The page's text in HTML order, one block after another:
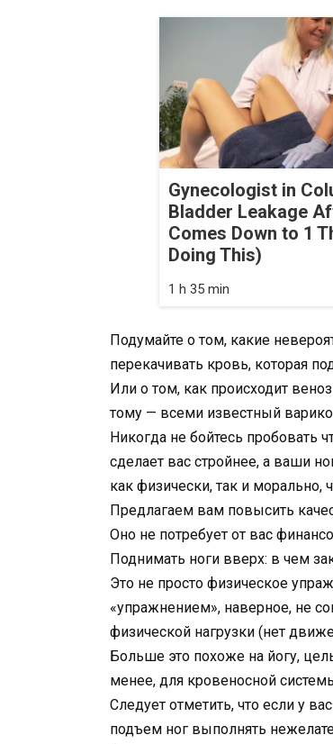
Gynecologist in
Bladder Leakage
Comes Down to 1
Doing This)
1 h 35 min
Подумайте о том, какие
перекачивать кровь, которая
Или о том, как происходит
тому — всеми известный
Никогда не бойтесь пробовать
сделает вас стройнее, а ваши
как физически, так и морально,
Предлагаем вам повысить
Оно не потребует от вас
Поднимать ноги вверх: в чем
Это не просто физическое
«упражнением», наверное, не
физической нагрузки (нет
Больше это похоже на йогу,
менее, для кровеносной
Следует отметить, что если у
подъем ног выполнять